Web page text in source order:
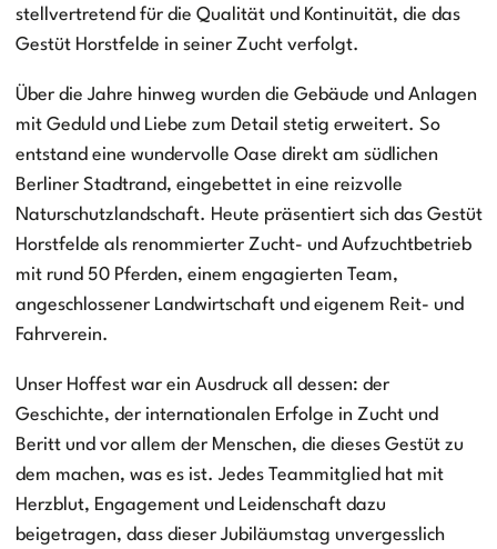
stellvertretend für die Qualität und Kontinuität, die das
Gestüt Horstfelde in seiner Zucht verfolgt.
Über die Jahre hinweg wurden die Gebäude und Anlagen
mit Geduld und Liebe zum Detail stetig erweitert. So
entstand eine wundervolle Oase direkt am südlichen
Berliner Stadtrand, eingebettet in eine reizvolle
Naturschutzlandschaft. Heute präsentiert sich das Gestüt
Horstfelde als renommierter Zucht- und Aufzuchtbetrieb
mit rund 50 Pferden, einem engagierten Team,
angeschlossener Landwirtschaft und eigenem Reit- und
Fahrverein.
Unser Hoffest war ein Ausdruck all dessen: der
Geschichte, der internationalen Erfolge in Zucht und
Beritt und vor allem der Menschen, die dieses Gestüt zu
dem machen, was es ist. Jedes Teammitglied hat mit
Herzblut, Engagement und Leidenschaft dazu
beigetragen, dass dieser Jubiläumstag unvergesslich